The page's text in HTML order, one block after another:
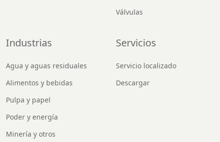
Válvulas
Industrias
Agua y aguas residuales
Alimentos y bebidas
Pulpa y papel
Poder y energía
Minería y otros
Servicios
Servicio localizado
Descargar